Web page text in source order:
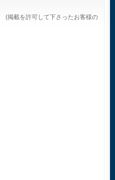
掲載を許可して下さったお客様の